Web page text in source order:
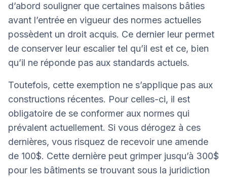
d’abord souligner que certaines maisons bâties
avant l’entrée en vigueur des normes actuelles
possèdent un droit acquis. Ce dernier leur permet
de conserver leur escalier tel qu’il est et ce, bien
qu’il ne réponde pas aux standards actuels.
Toutefois, cette exemption ne s’applique pas aux
constructions récentes. Pour celles-ci, il est
obligatoire de se conformer aux normes qui
prévalent actuellement. Si vous dérogez à ces
dernières, vous risquez de recevoir une amende
de 100$. Cette dernière peut grimper jusqu’à 300$
pour les bâtiments se trouvant sous la juridiction